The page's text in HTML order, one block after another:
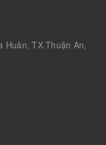
Huân, TX.Thuận An,